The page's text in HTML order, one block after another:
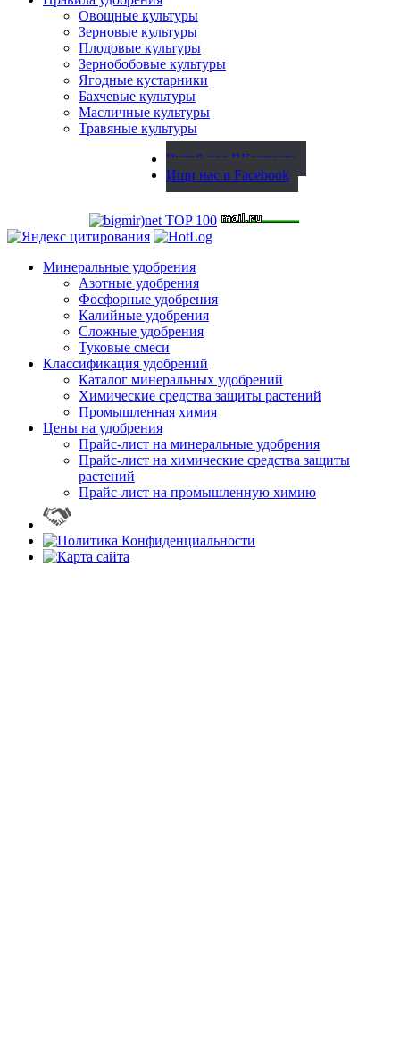
Овощные культуры
Зерновые культуры
Плодовые культуры
Зернобобовые культуры
Ягодные кустарники
Бахчевые культуры
Масличные культуры
Травяные культуры
Читай нас ВКонтакте
Ищи нас в Facebook
Минеральные удобрения
Азотные удобрения
Фосфорные удобрения
Калийные удобрения
Сложные удобрения
Туковые смеси
Классификация удобрений
Каталог минеральных удобрений
Химические средства защиты растений
Промышленная химия
Цены на удобрения
Прайс-лист на минеральные удобрения
Прайс-лист на химические средства защиты
растений
Прайс-лист на промышленную химию